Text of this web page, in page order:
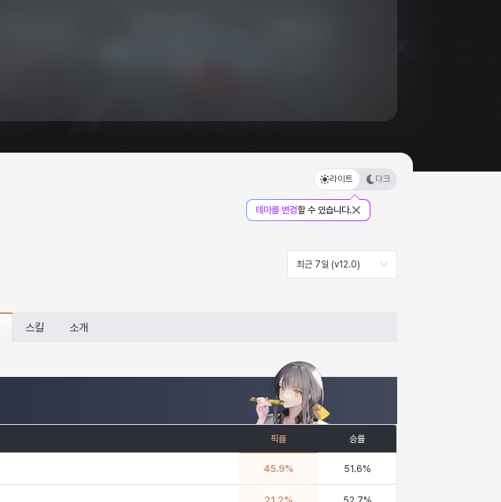
라이트 다크
테마를 변경할 수 있습니다.
최근 7일 (v12.0)
스킬 소개
픽률 승률
45.9% 51.6%